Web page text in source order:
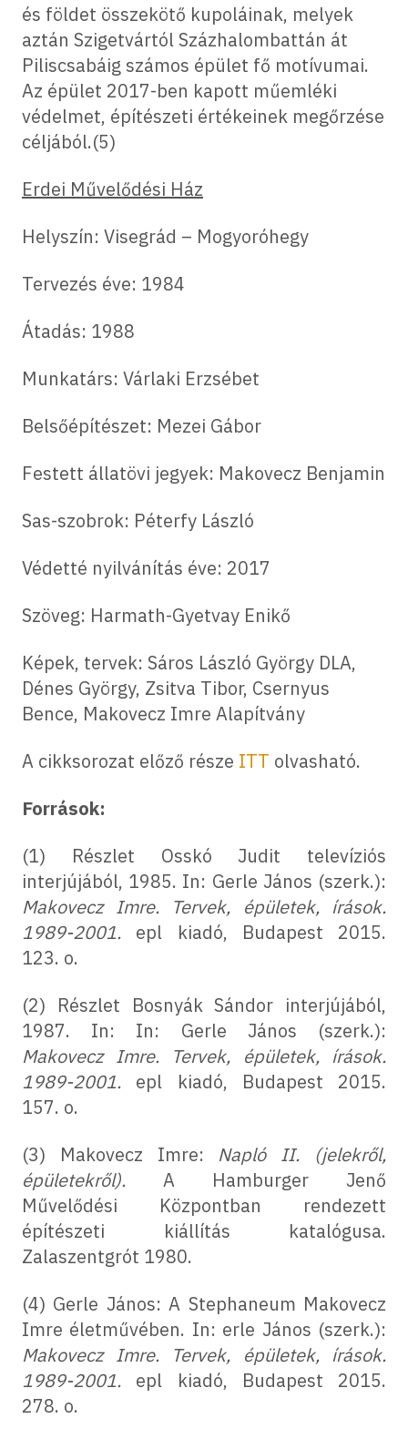
és földet összekötő kupoláinak, melyek
aztán Szigetvártól Százhalombattán át
Piliscsabáig számos épület fő motívumai.
Az épület 2017-ben kapott műemléki
védelmet, építészeti értékeinek megőrzése
céljából.(5)
Erdei Művelődési Ház
Helyszín: Visegrád – Mogyoróhegy
Tervezés éve: 1984
Átadás: 1988
Munkatárs: Várlaki Erzsébet
Belsőépítészet: Mezei Gábor
Festett állatövi jegyek: Makovecz Benjamin
Sas-szobrok: Péterfy László
Védetté nyilvánítás éve: 2017
Szöveg: Harmath-Gyetvay Enikő
Képek, tervek: Sáros László György DLA,
Dénes György, Zsitva Tibor, Csernyus
Bence, Makovecz Imre Alapítvány
A cikksorozat előző része ITT olvasható.
Források:
(1) Részlet Osskó Judit televíziós
interjújából, 1985. In: Gerle János (szerk.):
Makovecz Imre. Tervek, épületek, írások.
1989-2001. epl kiadó, Budapest 2015.
123. o.
(2) Részlet Bosnyák Sándor interjújából,
1987. In: In: Gerle János (szerk.):
Makovecz Imre. Tervek, épületek, írások.
1989-2001. epl kiadó, Budapest 2015.
157. o.
(3) Makovecz Imre: Napló II. (jelekről,
épületekről). A Hamburger Jenő
Művelődési Központban rendezett
építészeti kiállítás katalógusa.
Zalaszentgrót 1980.
(4) Gerle János: A Stephaneum Makovecz
Imre életművében. In: erle János (szerk.):
Makovecz Imre. Tervek, épületek, írások.
1989-2001. epl kiadó, Budapest 2015.
278. o.